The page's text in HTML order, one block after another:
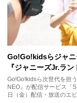
Go!Go!kidsらジャニ
『ジャニーズJr.ラ
Go!Go!kidsら次世代を担
NEO』が配信サービス「
日（金）配信・放送のエ